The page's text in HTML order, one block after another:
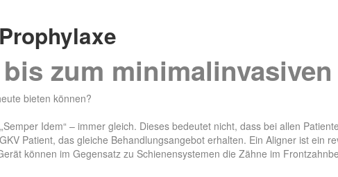
zum
bieten können?
Idem“ – immer gleich. Dieses bedeutet nicht, dass bei allen
Patient, das gleiche Behandlungsangebot erhalten. Ein Aligner ist ein
können im Gegensatz zu Schienensystemen die Zähne im